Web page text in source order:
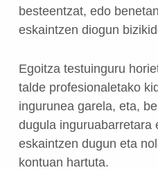
besteentzat, edo
eskaintzen diogun
Egoitza testuinguru
talde profesionaletako
ingurunea garela, eta,
dugula inguruabarretara
eskaintzen dugun eta
kontuan hartuta.